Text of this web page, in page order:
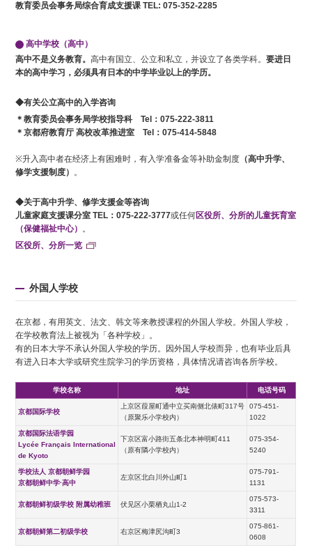
教育委员会事务局综合育成支援课 TEL: 075-352-2285
高中学校（高中）
高中不是义务教育。高中有国立、公立和私立，并设立了各类学科。要进日
本的高中学习，必须具有日本的中学毕业以上的学历。
◆有关公立高中的入学咨询
＊教育委员会事务局学校指导科 Tel：075-222-3811
＊京都府教育厅 高校改革推进室 Tel：075-414-5848
※升入高中者在经济上有困难时，有入学准备金等补助金制度 （高中升学、
修学支援制度） 。
◆关于高中升学、修学支援金等咨询
儿童家庭支援课分室 TEL：075-222-3777或任何区役所、分所的儿童抚育室
（保健福祉中心） 。
区役所、分所一览
外国人学校
在京都，有用英文、法文、韩文等来教授课程的外国人学校。外国人学校，
在学校教育法上被视为「各种学校」。
有的日本大学不承认外国人学校的学历。因外国人学校而异，也有毕业后具
有进入日本大学或研究生院学习的学历资格，具体情况请咨询各所学校。
学校名称 地址 电话号码
京都国际学校
上京区葭屋町通中立买南侧北俵町317号
（原聚乐小学校内）
075-451-
1022
京都国际法语学园
Lycée Français International
de Kyoto
下京区富小路街五条北本神明町411
（原有隣小学校内）
075-354-
5240
学校法人 京都朝鲜学园
京都朝鲜中学·高中
左京区北白川外山町1
075-791-
1131
京都朝鲜初级学校 附属幼稚班 伏见区小栗栖丸山1-2
075-573-
3311
京都朝鲜第二初级学校 右京区梅津尻沟町3
075-861-
0608